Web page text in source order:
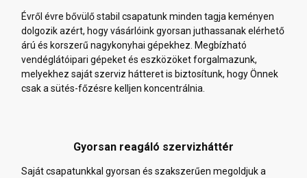
Évről évre bővülő stabil csapatunk minden tagja keményen
dolgozik azért, hogy vásárlóink gyorsan juthassanak elérhető
árú és korszerű nagykonyhai gépekhez. Megbízható
vendéglátóipari gépeket és eszközöket forgalmazunk,
melyekhez saját szerviz hátteret is biztosítunk, hogy Önnek
csak a sütés-főzésre kelljen koncentrálnia.
Gyorsan reagáló szervizháttér
Saját csapatunkkal gyorsan és szakszerűen megoldjuk a